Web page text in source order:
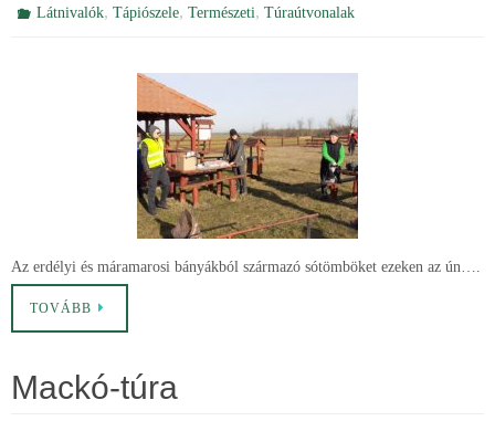
Látnivalók,Tápiószele,Természeti,Túraútvonalak
Az erdélyi és máramarosi bányákból származó sótömböket ezeken az ún….
TOVÁBB
Mackó-túra